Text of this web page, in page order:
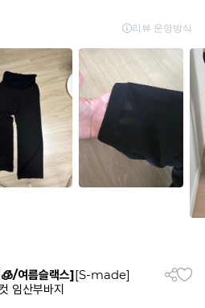
여름슬랙스][S-made]
임산부바지